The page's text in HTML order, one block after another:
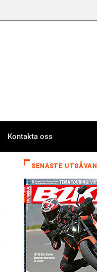
Kontakta oss
SENASTE UTGÅVAN